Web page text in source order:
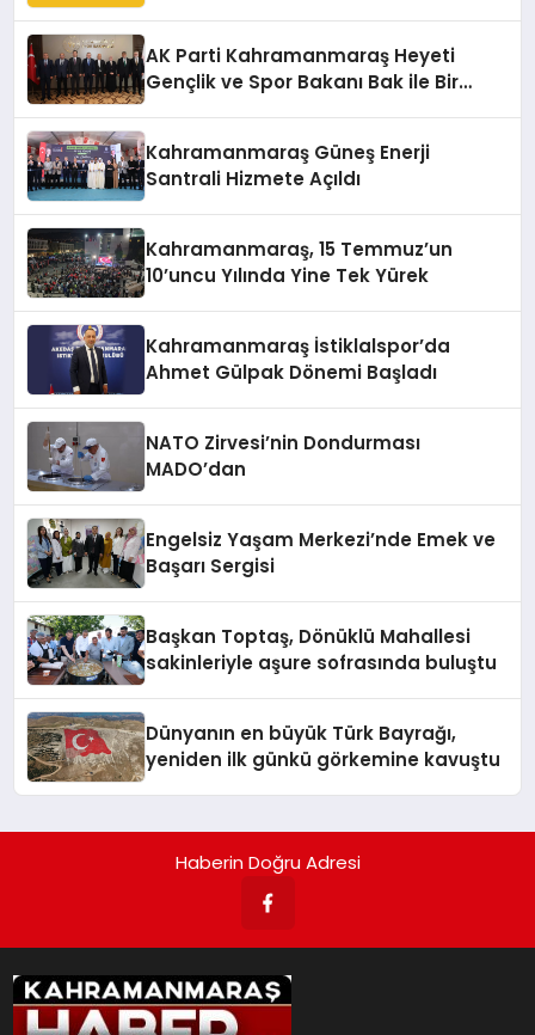
AK Parti Kahramanmaraş Heyeti
Gençlik ve Spor Bakanı Bak ile Bir
Kahramanmaraş Güneş Enerji
Santrali Hizmete Açıldı
Kahramanmaraş, 15 Temmuz’un
10’uncu Yılında Yine Tek Yürek
Kahramanmaraş İstiklalspor’da
Ahmet Gülpak Dönemi Başladı
NATO Zirvesi’nin Dondurması
MADO’dan
Engelsiz Yaşam Merkezi’nde Emek ve
Başarı Sergisi
Başkan Toptaş, Dönüklü Mahallesi
sakinleriyle aşure sofrasında buluştu
Dünyanın en büyük Türk Bayrağı,
yeniden ilk günkü görkemine kavuştu
Haberin Doğru Adresi